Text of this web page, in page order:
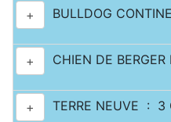
+ BULLDOG
+ CHIEN DE
+ TERRE NEUVE : 3